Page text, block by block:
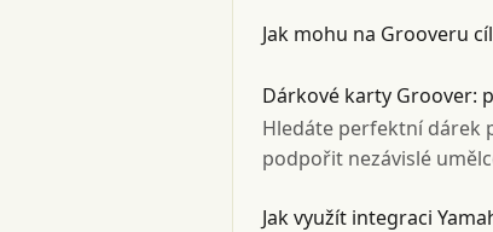
Jak mohu na Grooveru
Dárkové karty Groover:
Hledáte perfektní dárek
podpořit nezávislé
Jak využít integraci